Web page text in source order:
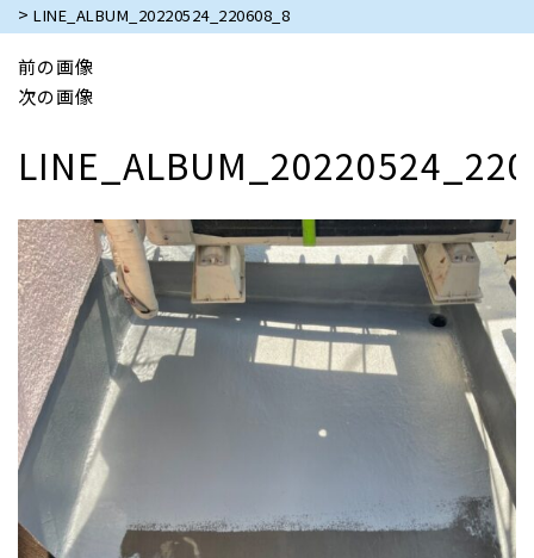
> LINE_ALBUM_20220524_220608_8
前の画像
次の画像